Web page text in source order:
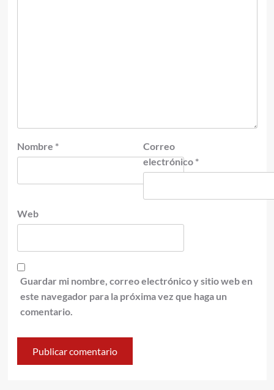
Nombre *
Correo
electrónico *
Web
Guardar mi nombre, correo electrónico y sitio web en
este navegador para la próxima vez que haga un
comentario.